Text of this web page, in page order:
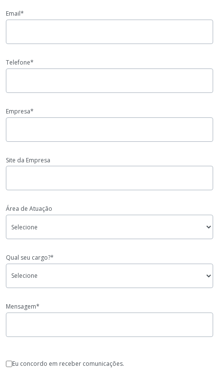
Email*
Telefone*
Empresa*
Site da Empresa
Área de Atuação
Qual seu cargo?*
Mensagem*
Eu concordo em receber comunicações.